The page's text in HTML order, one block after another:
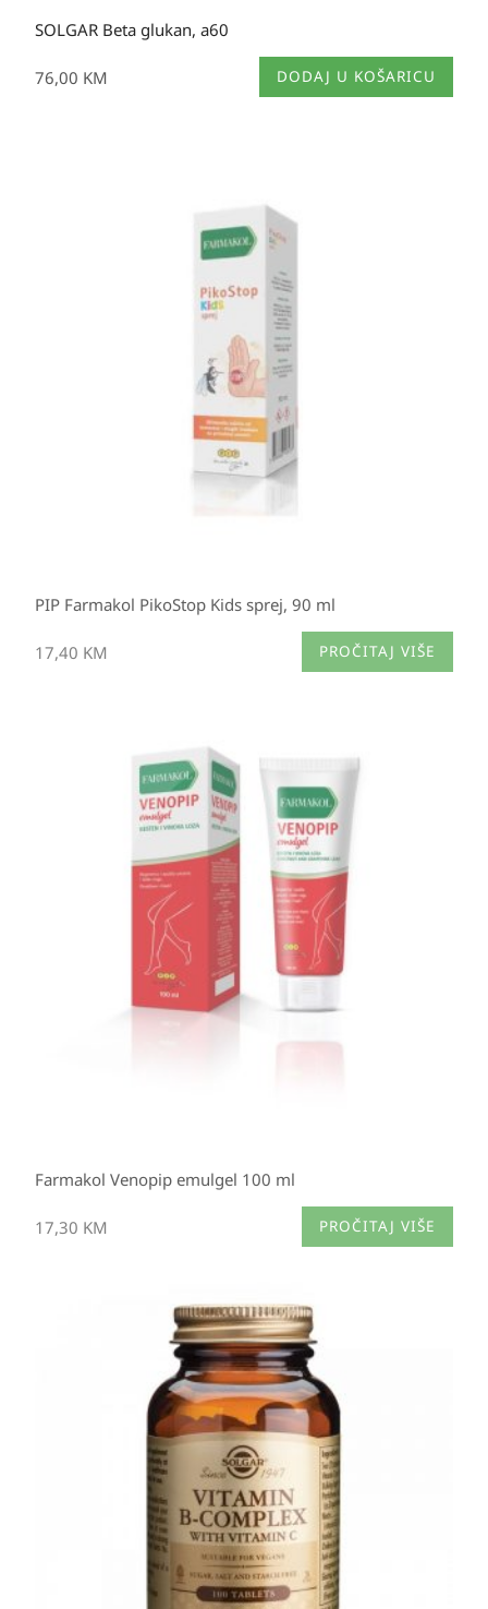
SOLGAR Beta glukan, a60
76,00 KM DODAJ U KOŠARICU
PIP Farmakol PikoStop Kids sprej, 90 ml
17,40 KM PROČITAJ VIŠE
Farmakol Venopip emulgel 100 ml
17,30 KM PROČITAJ VIŠE